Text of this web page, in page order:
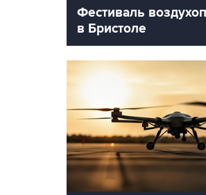
Фестиваль
в Бристоле